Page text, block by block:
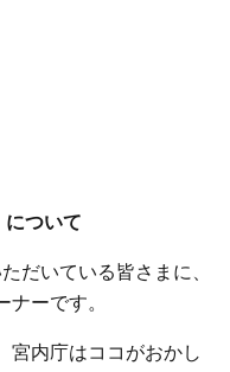
について
だいている皆さまに、
ナーです。
宮内庁はココがおかし